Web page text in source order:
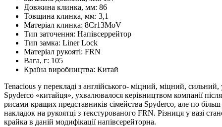
Довжина клинка, мм: 86
Товщина клинка, мм: 3,1
Матеріал клинка: 8Cr13MoV
Тип заточення: Напівсеррейтор
Тип замка: Liner Lock
Матеріал рукояті: FRN
Вага, г: 105
Країна виробництва: Китай
Tenacious у перекладі з англійського- міцний, міцний,
Spyderco «китайця», ухвалювалося керівництвом компанії
рисами кращих представників сімейства Spyderco, але по
накладок на рукоятці з текстурованого FRN. Різниця у вазі
крайка в даній модифікації напівсерейторна.